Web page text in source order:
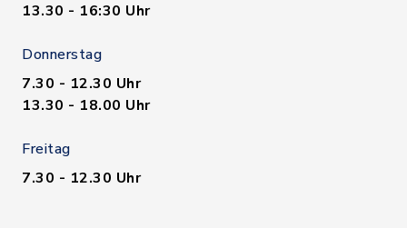
13.30 - 16:30 Uhr
Donnerstag
7.30 - 12.30 Uhr
13.30 - 18.00 Uhr
Freitag
7.30 - 12.30 Uhr